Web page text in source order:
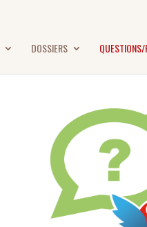
DOSSIERS QUESTIONS/